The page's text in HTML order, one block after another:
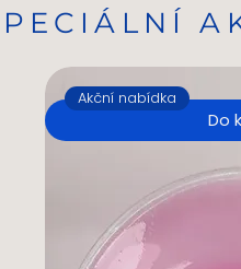
Do
Akční nabídka